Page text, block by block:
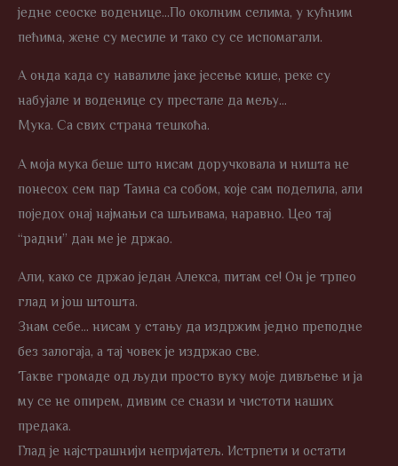
једне сеоске воденице…По околним селима, у кућним
пећима, жене су месиле и тако су се испомагали.
А онда када су навалиле јаке јесење кише, реке су
набујале и воденице су престале да мељу…
Мука. Са свих страна тешкоћа.
А моја мука беше што нисам доручковала и ништа не
понесох сем пар Таина са собом, које сам поделила, али
поједох онај најмањи са шљивама, наравно. Цео тај
“радни” дан ме је држао.
Али, како се држао један Алекса, питам се! Он је трпео
глад и још штошта.
Знам себе… нисам у стању да издржим једно преподне
без залогаја, а тај човек је издржао све.
Такве громаде од људи просто вуку моје дивљење и ја
му се не опирем, дивим се снази и чистоти наших
предака.
Глад је најстрашнији непријатељ. Истрпети и остати